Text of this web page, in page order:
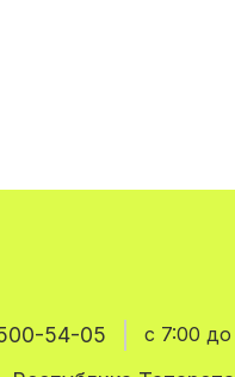
54-05 с 7:00 до